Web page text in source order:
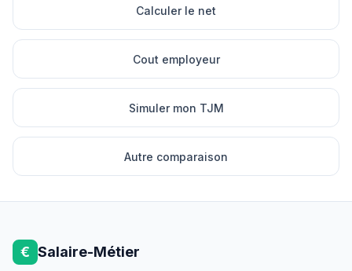
Calculer le net
Cout employeur
Simuler mon TJM
Autre comparaison
€ Salaire-Métier